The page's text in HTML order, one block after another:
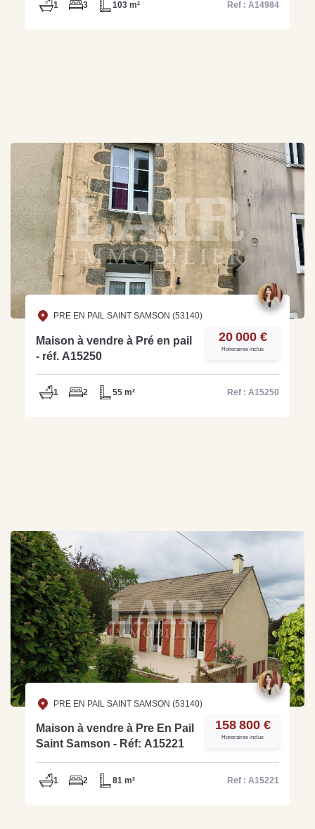
1 3 103 m² Ref : A14984
PRE EN PAIL SAINT SAMSON (53140)
Maison à vendre à Pré en pail
- réf. A15250
20 000 €
Honoraires inclus
1 2 55 m² Ref : A15250
PRE EN PAIL SAINT SAMSON (53140)
Maison à vendre à Pre En Pail
Saint Samson - Réf: A15221
158 800 €
Honoraires inclus
1 2 81 m² Ref : A15221